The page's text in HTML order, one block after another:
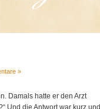
»
Damals hatte er den Arzt
Und die Antwort war kurz und